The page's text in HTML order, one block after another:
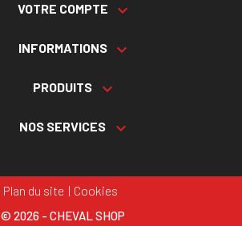
VOTRE COMPTE 
INFORMATIONS 
PRODUITS 
NOS SERVICES 
Plan du site Cookies
© 2026 - CHEVAL SHOP